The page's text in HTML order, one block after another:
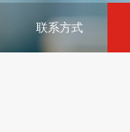
联系方式